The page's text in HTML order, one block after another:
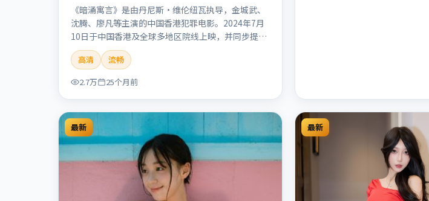
《暗涌寓言》是由丹尼斯·维伦纽瓦执导，金城武、
沈腾、廖凡等主演的中国香港犯罪电影。2024年7月
10日于中国香港及全球多地区院线上映，并同步提供
高清正版流媒体在线观看。剧情与看点：聚焦案件与
人性灰色地带，张力十足，兼具社会观察与戏剧冲
突。本片适合检索「暗涌寓言」「丹尼斯·维伦纽
瓦」「犯罪」「中国香港」「2024」「2024-07-10
上映」等关键词的影迷阅读简介与主创信息。
高清
流畅
2.7万
25个月前
最新 最新